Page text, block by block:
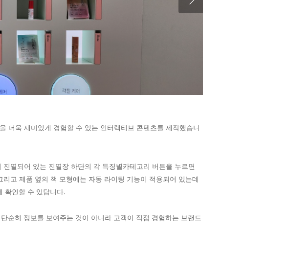
더욱 재미있게 경험할 수 있는 인터랙티브 콘텐츠를 제작했습니
열되어 있는 진열장 하단의 각 특징별카테고리 버튼을 누르면
고 제품 옆의 책 모형에는 자동 라이팅 기능이 적용되어 있는데
확인할 수 있답니다.
순히 정보를 보여주는 것이 아니라 고객이 직접 경험하는 브랜드